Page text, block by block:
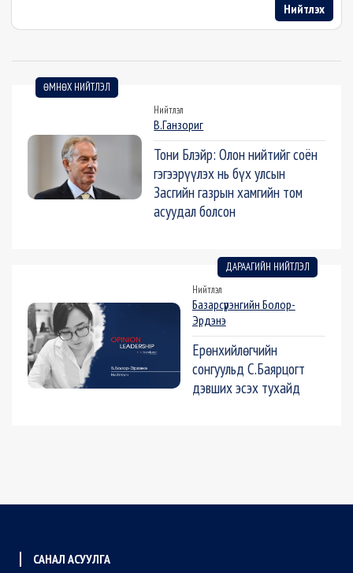
Нийтлэх
ӨМНӨХ НИЙТЛЭЛ
Нийтлэл
В.Ганзориг
Тони Блэйр: Олон нийтийг соён
гэгээрүүлэх нь бүх улсын
Засгийн газрын хамгийн том
асуудал болсон
ДАРААГИЙН НИЙТЛЭЛ
Нийтлэл
Базарсүрэнгийн Болор-
Эрдэнэ
Ерөнхийлөгчийн
сонгуульд С.Баярцогт
дэвших эсэх тухайд
САНАЛ АСУУЛГА